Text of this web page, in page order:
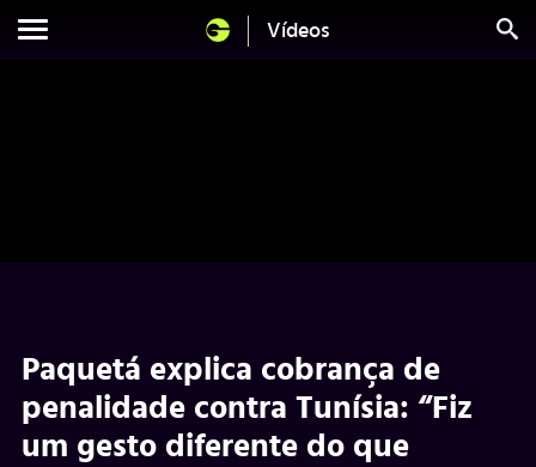
Vídeos
Paquetá explica cobrança de
penalidade contra Tunísia: “Fiz
um gesto diferente do que